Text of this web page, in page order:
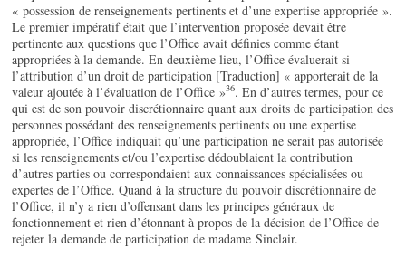
« possession de renseignements pertinents et d’une expertise appropriée ».
Le premier impératif était que l’intervention proposée devait être
pertinente aux questions que l’Office avait définies comme étant
appropriées à la demande. En deuxième lieu, l’Office évaluerait si
l’attribution d’un droit de participation [Traduction] « apporterait de la
valeur ajoutée à l’évaluation de l’Office »36. En d’autres termes, pour ce
qui est de son pouvoir discrétionnaire quant aux droits de participation des
personnes possédant des renseignements pertinents ou une expertise
appropriée, l’Office indiquait qu’une participation ne serait pas autorisée
si les renseignements et/ou l’expertise dédoublaient la contribution
d’autres parties ou correspondaient aux connaissances spécialisées ou
expertes de l’Office. Quand à la structure du pouvoir discrétionnaire de
l’Office, il n’y a rien d’offensant dans les principes généraux de
fonctionnement et rien d’étonnant à propos de la décision de l’Office de
rejeter la demande de participation de madame Sinclair.